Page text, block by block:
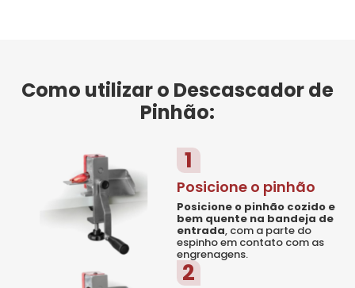
Como utilizar o Descascador de
Pinhão:
1
Posicione o pinhão
Posicione o pinhão cozido e
bem quente na bandeja de
entrada, com a parte do
espinho em contato com as
engrenagens.
2